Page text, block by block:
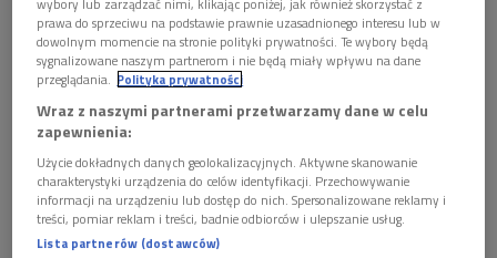
bardziej, że kierunek wschodni do tej pory nie był priorytetem
dla UE, a teraz Bruksela przykłada do niego jeszcze mniejszą
wagę.
UE ma swoje wewnętrzne problemy. Dla wielu państw UE
ważne jest południowe sąsiedztwo., szczególnie w
kontekście kryzysu migracyjnego.
Choć polityka wschodnia istnieje, to brakuje w niej
odpowiedniej dynamiki. Ostatnio mamy do czynienia z
wybory lub zarządzać nimi, klikając poniżej, jak również skorzystać z
prawa do sprzeciwu na podstawie prawnie uzasadnionego interesu lub w
dowolnym momencie na stronie polityki prywatności. Te wybory będą
sygnalizowane naszym partnerom i nie będą miały wpływu na dane
przeglądania. Polityka prywatności
Wraz z naszymi partnerami przetwarzamy dane w celu
zapewnienia:
Użycie dokładnych danych geolokalizacyjnych. Aktywne skanowanie
charakterystyki urządzenia do celów identyfikacji. Przechowywanie
informacji na urządzeniu lub dostęp do nich. Spersonalizowane reklamy i
treści, pomiar reklam i treści, badnie odbiorców i ulepszanie usług.
Lista partnerów (dostawców)